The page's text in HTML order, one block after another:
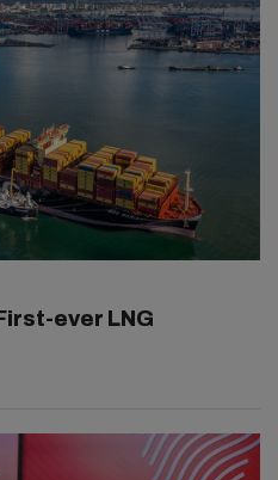
ever LNG